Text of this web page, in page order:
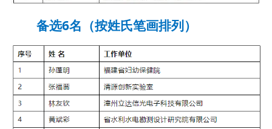
备选6名（按姓氏笔画排列）